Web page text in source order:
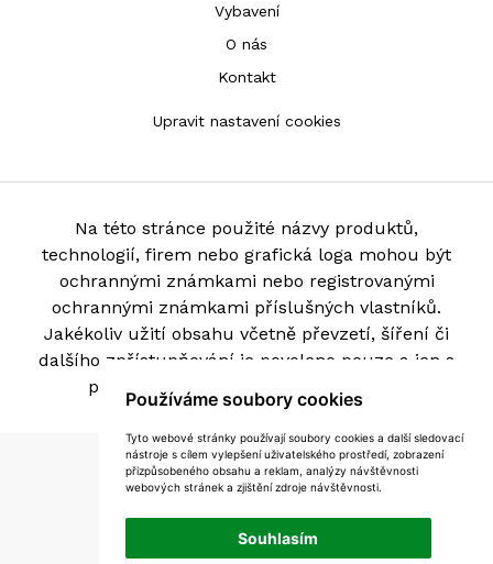
Používáme soubory cookies
Tyto webové stránky používají soubory cookies a další sledovací
nástroje s cílem vylepšení uživatelského prostředí, zobrazení
přizpůsobeného obsahu a reklam, analýzy návštěvnosti
webových stránek a zjištění zdroje návštěvnosti.
Souhlasím
Vybavení
O nás
Kontakt
Upravit nastavení cookies
Na této stránce použité názvy produktů,
technologií, firem nebo grafická loga mohou být
ochrannými známkami nebo registrovanými
ochrannými známkami příslušných vlastníků.
Jakékoliv užití obsahu včetně převzetí, šíření či
dalšího zpřístupňování je povoleno pouze a jen s
písemným souhlasem provozovatele.
Mapa stránek
Podmínky použití
Zásady zpracování souborů cookie